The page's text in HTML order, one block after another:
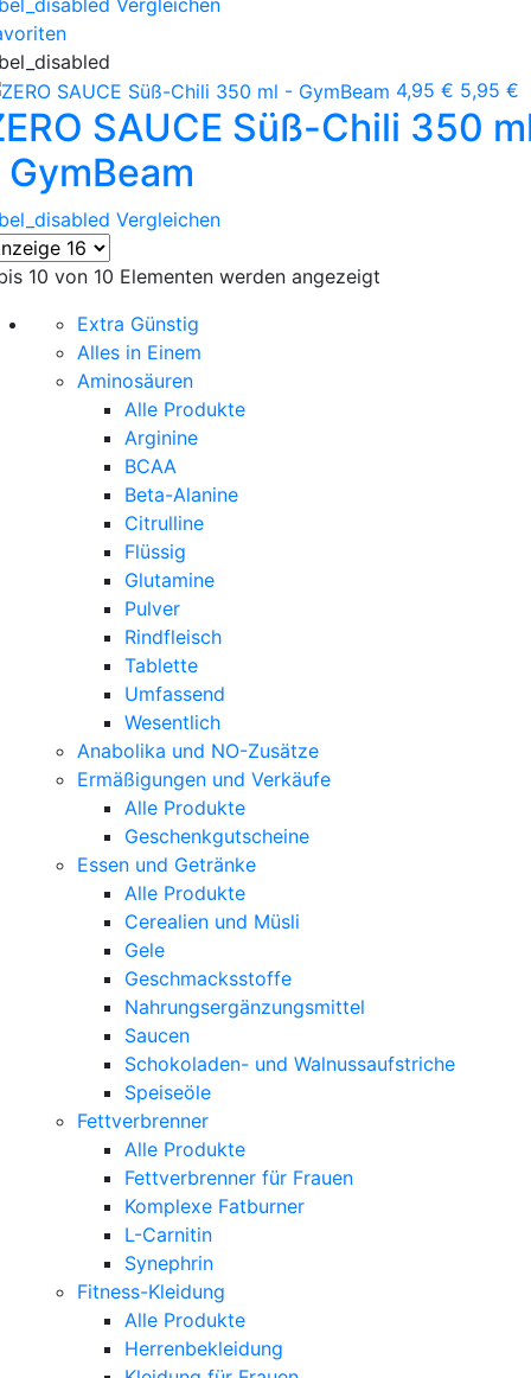
4,95 € 5,95 €
SAUCE Süß-Chili 350
Vergleichen
10 von 10 Elementen werden angezeigt
Extra Günstig
Alles in Einem
Aminosäuren
Alle Produkte
Arginine
BCAA
Beta-Alanine
Citrulline
Flüssig
Glutamine
Pulver
Rindfleisch
Tablette
Umfassend
Wesentlich
Anabolika und NO-Zusätze
Ermäßigungen und Verkäufe
Alle Produkte
Geschenkgutscheine
Essen und Getränke
Alle Produkte
Cerealien und Müsli
Gele
Geschmacksstoffe
Nahrungsergänzungsmittel
Saucen
Schokoladen- und Walnussaufstriche
Speiseöle
Fettverbrenner
Alle Produkte
Fettverbrenner für Frauen
Komplexe Fatburner
L-Carnitin
Synephrin
Fitness-Kleidung
Alle Produkte
Herrenbekleidung